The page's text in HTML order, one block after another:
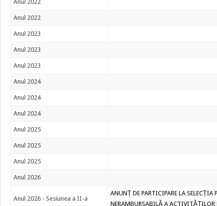
Anul 2022
Anul 2022
Anul 2023
Anul 2023
Anul 2023
Anul 2024
Anul 2024
Anul 2024
Anul 2025
Anul 2025
Anul 2025
Anul 2026
Anul 2026 - Sesiunea a II-a
ANUNȚ DE PARTICIPARE LA
NERAMBURSABILĂ A ACTIVITĂŢILOR